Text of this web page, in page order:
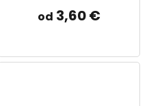
od 3,60 €